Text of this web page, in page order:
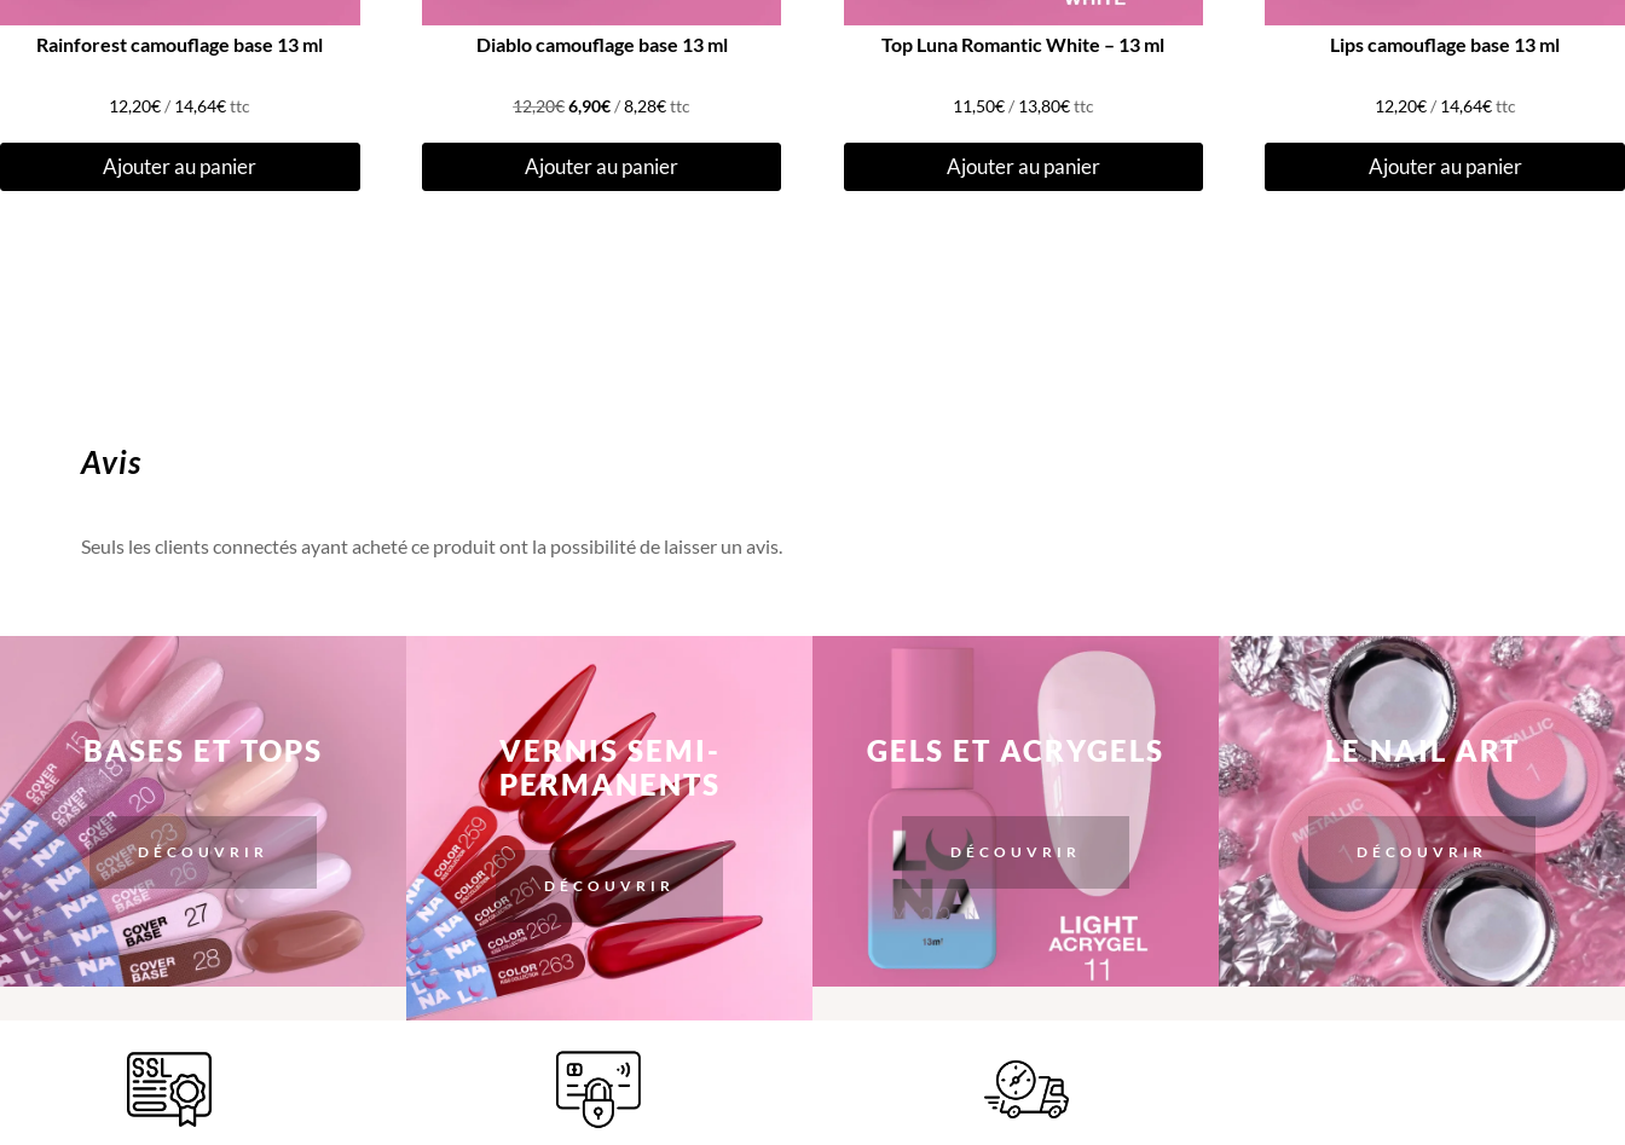
Rainforest camouflage base 13 ml
12,20€/ 14,64€ttc
Ajouter au panier
Diablo camouflage base 13 ml
12,20€Le
initial
6,90€Le
actuel
/8,28€ttc
Ajouter au panier
Top Luna Romantic White – 13 ml
11,50€/ 13,80€ttc
Ajouter au panier
Lips camouflage base 13 ml
12,20€ / 14,64€ttc
Ajouter au panier
Avis
Seuls les clients connectés ayant acheté ce produit ont la possibilité de laisser un avis.
BASES ET TOPS
DÉCOUVRIR
VERNIS SEMI-
PERMANENTS
DÉCOUVRIR
GELS ET ACRYGELS
DÉCOUVRIR
LE NAIL ART
DÉCOUVRIR